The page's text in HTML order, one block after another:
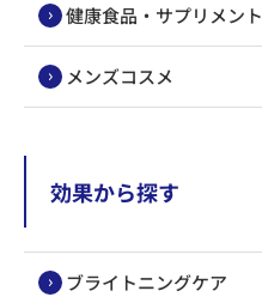
健康食品・サプリメント
メンズコスメ
効果から探す
ブライトニングケア